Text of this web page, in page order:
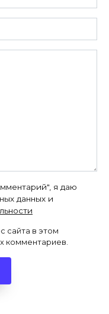
я даю
данных и
сайта в этом
комментариев.